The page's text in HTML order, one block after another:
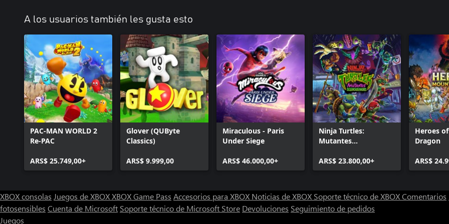
A los usuarios también les gusta esto
PAC-MAN WORLD 2
Re-PAC
ARS$ 25.749,00+
Glover (QUByte
Classics)
ARS$ 9.999,00
Miraculous - Paris
Under Siege
ARS$ 46.000,00+
Ninja Turtles:
Mutantes
ARS$ 23.800,00+
Heroes
Dragon
ARS$
XBOX consolas Juegos de XBOXXBOX Game Pass Accesorios para XBOX Noticias de XBOX Soporte técnico de XBOXComentarios
fotosensibles Cuenta de Microsoft Soporte técnico de Microsoft Store Devoluciones Seguimiento de pedidos
Juegos